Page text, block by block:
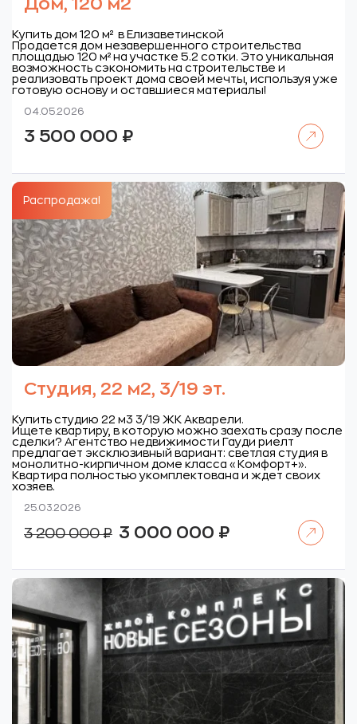
Дом, 120 м2
Купить дом 120 м² в Елизаветинской
Продается дом незавершенного строительства
площадью 120 м² на участке 5.2 сотки. Это уникальная
возможность сэкономить на строительстве и
реализовать проект дома своей мечты, используя уже
готовую основу и оставшиеся материалы!
04.05.2026
3 500 000 ₽
Распродажа!
Студия, 22 м2, 3/19 эт.
Купить студию 22 м3 3/19 ЖК Акварели.
Ищете квартиру, в которую можно заехать сразу после
сделки? Агентство недвижимости Гауди риелт
предлагает эксклюзивный вариант: светлая студия в
монолитно-кирпичном доме класса «Комфорт+».
Квартира полностью укомплектована и ждет своих
хозяев.
25.03.2026
3 200 000₽
Первоначальная
цена
200
000 ₽.
3 000 000 ₽Текущая
000 ₽.